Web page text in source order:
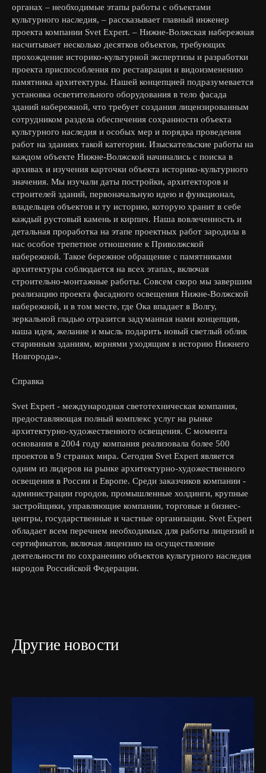
органах – необходимые этапы работы с объектами
культурного наследия, – рассказывает главный инженер
проекта компании Svet Expert. – Нижне-Волжская набережная
насчитывает несколько десятков объектов, требующих
прохождение историко-культурной экспертизы и разработки
проекта приспособления по реставрации и видоизменению
памятника архитектуры. Нашей концепцией подразумевается
установка осветительного оборудования в тело фасада
зданий набережной, что требует создания лицензированным
сотрудником раздела обеспечения сохранности объекта
культурного наследия и особых мер и порядка проведения
работ на зданиях такой категории. Изыскательские работы на
каждом объекте Нижне-Волжской начинались с поиска в
архивах и изучения карточки объекта историко-культурного
значения. Мы изучали даты постройки, архитекторов и
строителей зданий, первоначальную идею и функционал,
владельцев объектов и ту историю, которую хранит в себе
каждый рустовый камень и кирпич. Наша вовлеченность и
детальная проработка на этапе проектных работ зародила в
нас особое трепетное отношение к Приволжской
набережной. Такое бережное обращение с памятниками
архитектуры соблюдается на всех этапах, включая
строительно-монтажные работы. Совсем скоро мы завершим
реализацию проекта фасадного освещения Нижне-Волжской
набережной, и в том месте, где Ока впадает в Волгу,
зеркальной гладью отразится задуманная нами концепция,
наша идея, желание и мысль подарить новый светлый облик
старинным зданиям, корнями уходящим в историю Нижнего
Новгорода».
Справка
Svet Expert - международная светотехническая компания,
предоставляющая полный комплекс услуг на рынке
архитектурно-художественного освещения. С момента
основания в 2004 году компания реализовала более 500
проектов в 9 странах мира. Сегодня Svet Expert является
одним из лидеров на рынке архитектурно-художественного
освещения в России и Европе. Среди заказчиков компании -
администрации городов, промышленные холдинги, крупные
застройщики, управляющие компании, торговые и бизнес-
центры, государственные и частные организации. Svet Expert
обладает всем перечнем необходимых для работы лицензий и
сертификатов, включая лицензию на осуществление
деятельности по сохранению объектов культурного наследия
народов Российской Федерации.
Другие новости